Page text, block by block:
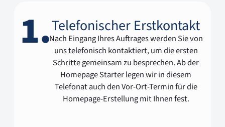
1.Telefonischer Erstkontakt
Nach Eingang Ihres Auftrages werden Sie von
uns telefonisch kontaktiert, um die ersten
Schritte gemeinsam zu besprechen. Ab der
Homepage Starter legen wir in diesem
Telefonat auch den Vor-Ort-Termin für die
Homepage-Erstellung mit Ihnen fest.